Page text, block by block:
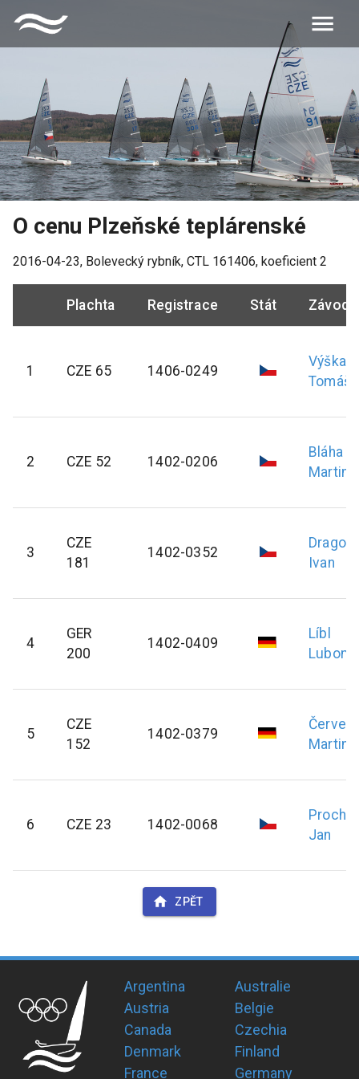
O cenu Plzeňské teplárenské
2016-04-23, Bolevecký rybník, CTL 161406, koeficient 2
Plachta Registrace Stát
1 CZE 65 1406-0249
Výška
Tomáš
2 CZE 52 1402-0206
Bláha
Martin
3
CZE
181
1402-0352
Ivan
4
GER
200
1402-0409
Líbl
5
CZE
152
1402-0379
Martin
6 CZE 23 1402-0068
Jan
ZPĚT
Argentina
Australie
Austria
Belgie
Canada
Czechia
Denmark
Finland
France
Germany